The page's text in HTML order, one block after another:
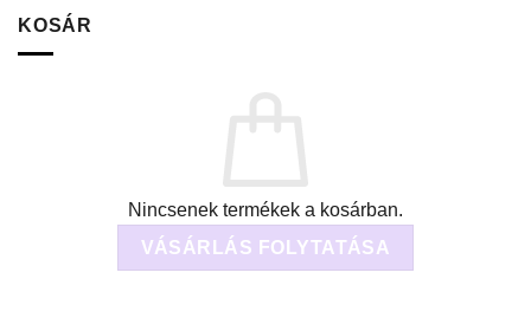
KOSÁR
Nincsenek termékek a kosárban.
VÁSÁRLÁS FOLYTATÁSA